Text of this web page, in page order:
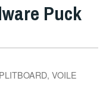
Puck
, VOILE